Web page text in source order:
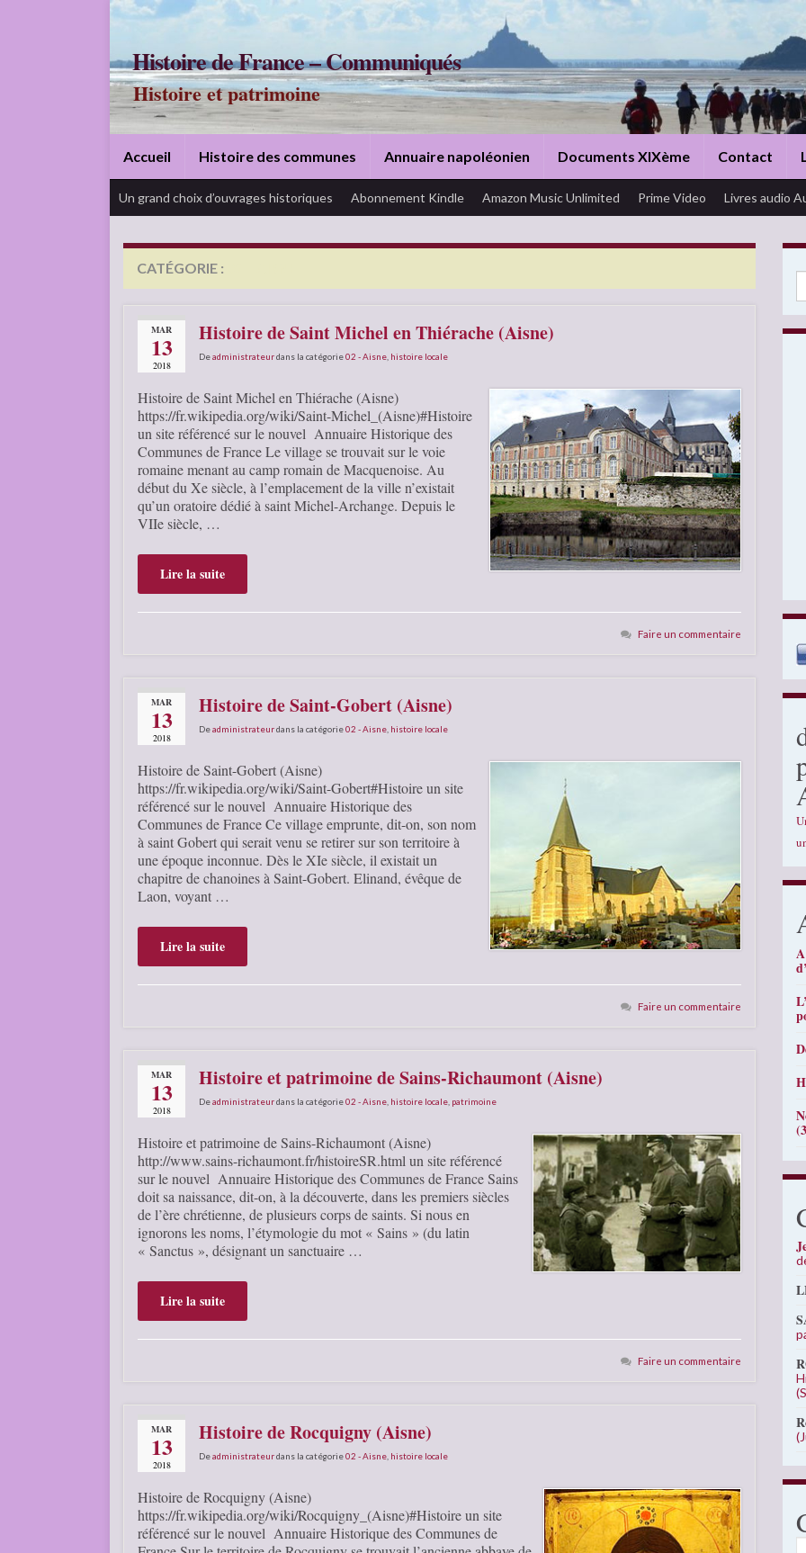
Histoire de France – Communiqués
Histoire et patrimoine
Accueil Histoire des communes Annuaire napoléonien Documents XIXème Contact
Un grand choix d’ouvrages historiques Abonnement Kindle Amazon Music Unlimited Prime Video Livres audio
CATÉGORIE :
MAR
13
2018
Histoire de Saint Michel en Thiérache (Aisne)
Deadministrateurdans la catégorie02 - Aisne histoire locale
Histoire de Saint Michel en Thiérache (Aisne)
https://fr.wikipedia.org/wiki/Saint-Michel_(Aisne)#Histoire
un site référencé sur le nouvel Annuaire Historique des
Communes de France Le village se trouvait sur le voie
romaine menant au camp romain de Macquenoise. Au
début du Xe siècle, à l’emplacement de la ville n’existait
qu’un oratoire dédié à saint Michel-Archange. Depuis le
VIIe siècle, …
Lire la suite
Faire un commentaire
MAR
13
2018
Histoire de Saint-Gobert (Aisne)
Deadministrateurdans la catégorie02 - Aisne histoire locale
Histoire de Saint-Gobert (Aisne)
https://fr.wikipedia.org/wiki/Saint-Gobert#Histoire un site
référencé sur le nouvel Annuaire Historique des
Communes de France Ce village emprunte, dit-on, son nom
à saint Gobert qui serait venu se retirer sur son territoire à
une époque inconnue. Dès le XIe siècle, il existait un
chapitre de chanoines à Saint-Gobert. Elinand, évêque de
Laon, voyant …
Lire la suite
Faire un commentaire
MAR
13
2018
Histoire et patrimoine de Sains-Richaumont (Aisne)
Deadministrateurdans la catégorie02 - Aisne histoire locale patrimoine
Histoire et patrimoine de Sains-Richaumont (Aisne)
http://www.sains-richaumont.fr/histoireSR.html un site référencé
sur le nouvel Annuaire Historique des Communes de France Sains
doit sa naissance, dit-on, à la découverte, dans les premiers siècles
de l’ère chrétienne, de plusieurs corps de saints. Si nous en
ignorons les noms, l’étymologie du mot « Sains » (du latin
« Sanctus », désignant un sanctuaire …
Lire la suite
Faire un commentaire
MAR
13
2018
Histoire de Rocquigny (Aisne)
Deadministrateurdans la catégorie02 - Aisne histoire locale
Histoire de Rocquigny (Aisne)
https://fr.wikipedia.org/wiki/Rocquigny_(Aisne)#Histoire un site
référencé sur le nouvel Annuaire Historique des Communes de